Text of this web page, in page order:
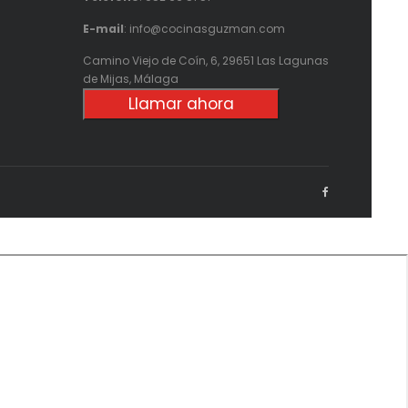
E-mail: info@cocinasguzman.com
Camino Viejo de Coín, 6, 29651 Las Lagunas
de Mijas, Málaga
Llamar ahora